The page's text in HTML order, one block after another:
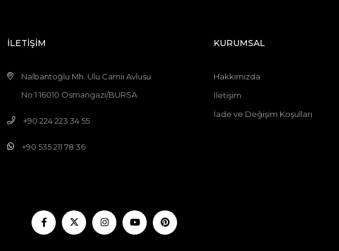
İLETİŞİM
Nalbantoğlu Mh. Ulu Camii Avlusu
No:1 16010 Osmangazi/BURSA
+90 224 223 34 55
+90 535 211 78 36
KURUMSAL
Hakkımızda
İletişim
İade ve Değişim Koşulları